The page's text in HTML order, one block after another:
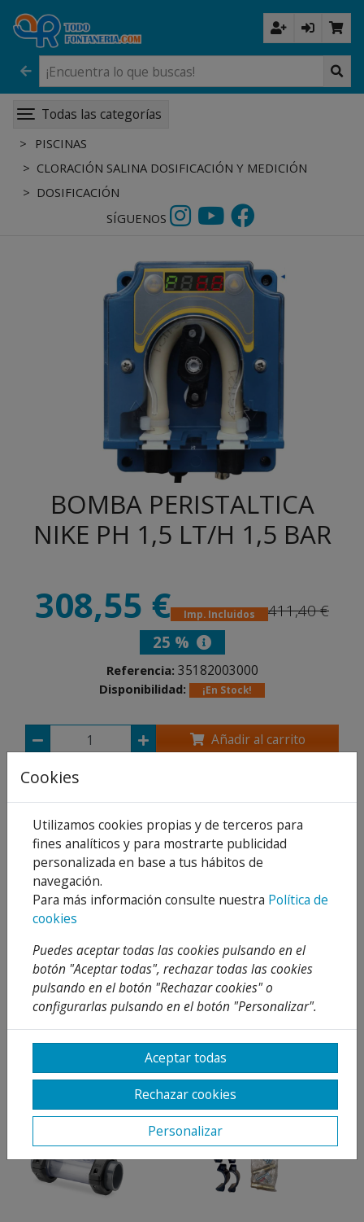
Todas las categorías
PISCINAS
CLORACIÓN SALINA DOSIFICACIÓN Y MEDICIÓN
DOSIFICACIÓN
SÍGUENOS
BOMBA PERISTALTICA
NIKE PH 1,5 LT/H 1,5 BAR
308,55 € Imp. Incluidos
411,40 €
25 %
Referencia: 35182003000
Disponibilidad: ¡En Stock!
Añadir al carrito
Descripción
Detalles
Opiniones
¡Este producto no tiene descripción!
RELACIONADOS
Cookies
Utilizamos cookies propias y de terceros para
fines analíticos y para mostrarte publicidad
personalizada en base a tus hábitos de
navegación.
Para más información consulte nuestra Política de
cookies
Puedes aceptar todas las cookies pulsando en el
botón "Aceptar todas", rechazar todas las cookies
pulsando en el botón "Rechazar cookies" o
configurarlas pulsando en el botón "Personalizar".
Aceptar todas
Rechazar cookies
Personalizar